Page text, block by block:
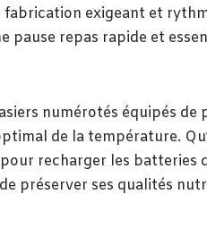
fabrication exigeant et
repas rapide et
numérotés équipés de
de la température.
recharger les batteries
préserver ses qualités